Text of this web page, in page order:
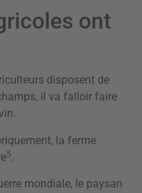
ont
disposent de
il va falloir faire
la ferme
5.
mondiale, le paysan